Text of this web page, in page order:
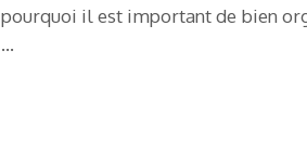
pourquoi il est important de bien
…